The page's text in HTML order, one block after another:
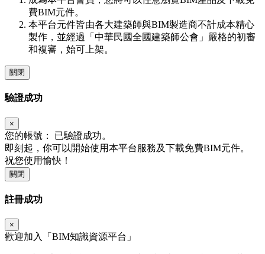
費BIM元件。
本平台元件皆由各大建築師與BIM製造商不計成本精心
製作，並經過「中華民國全國建築師公會」嚴格的初審
和複審，始可上架。
關閉
驗證成功
×
您的帳號：
已驗證成功。
即刻起，你可以開始使用本平台服務及下載免費BIM元件。
祝您使用愉快！
關閉
註冊成功
×
歡迎加入「 BIM知識資源平台」